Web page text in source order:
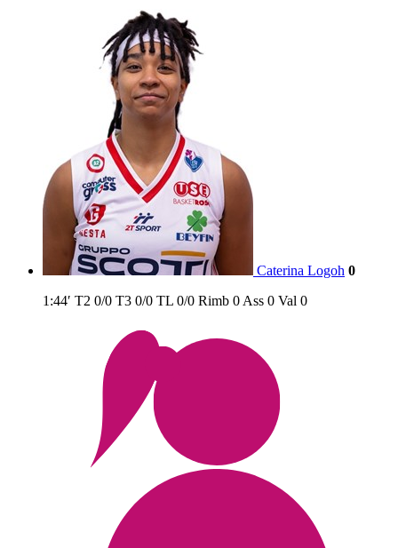
Caterina Logoh 0
1:44′ T2 0/0 T3 0/0 TL 0/0 Rimb 0 Ass 0 Val 0